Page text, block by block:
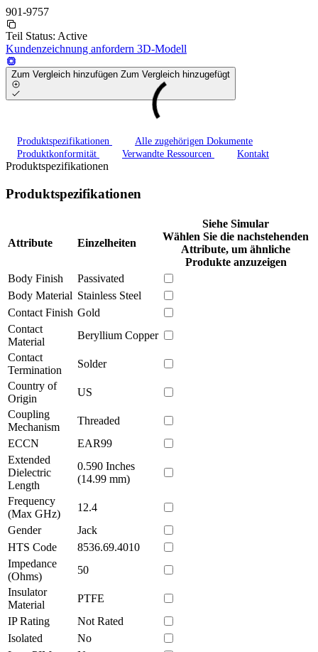
901-9757
Teil Status: Active
Kundenzeichnung anfordern 3D-Modell
Zum Vergleich hinzufügen Zum Vergleich hinzugefügt
Produktspezifikationen
Alle zugehörigen Dokumente
Produktkonformität
Verwandte Ressourcen Kontakt
Produktspezifikationen
Produktspezifikationen
Attribute Einzelheiten
Siehe Simular
Wählen Sie die nachstehenden
Attribute, um ähnliche
Produkte anzuzeigen
Body Finish
Passivated
Body Material Stainless Steel
Contact Finish Gold
Contact
Material
Beryllium Copper
Contact
Termination
Solder
Country of
Origin
US
Coupling
Mechanism
Threaded
ECCN
EAR99
Extended
Dielectric
Length
0.590 Inches
(14.99 mm)
Frequency
(Max GHz)
12.4
Gender
Jack
HTS Code
8536.69.4010
Impedance
(Ohms)
50
Insulator
Material
PTFE
IP Rating
Not Rated
Isolated
No